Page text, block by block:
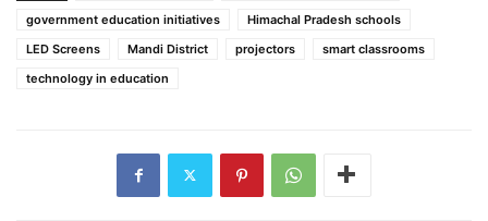
government education initiatives
Himachal Pradesh schools
LED Screens
Mandi District projectors
smart classrooms
technology in education